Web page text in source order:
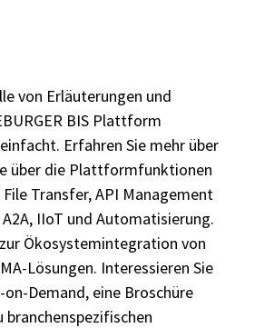
von Erläuterungen und
BIS Plattform
Erfahren Sie mehr über
über die Plattformfunktionen
Transfer, API Management
IIoT und Automatisierung.
Ökosystemintegration von
Lösungen. Interessieren Sie
Demand, eine Broschüre
branchenspezifischen